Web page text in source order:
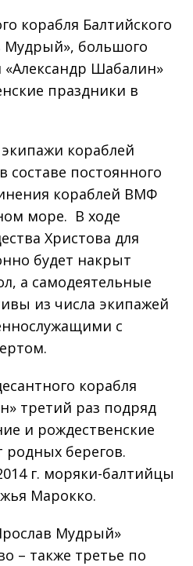
корабля Балтийского
Мудрый», большого
«Александр Шабалин»
праздники в
кораблей
постоянного
кораблей ВМФ
море. В ходе
Христова для
будет накрыт
а самодеятельные
из числа экипажей
с
корабля
третий раз подряд
и рождественские
родных берегов.
г. моряки-балтийцы
Марокко.
Мудрый»
– также третье по